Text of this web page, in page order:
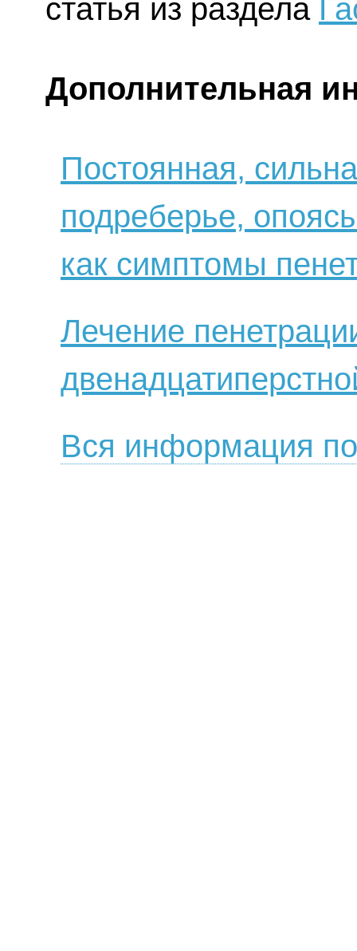
статья из раздела
Дополнительная
Постоянная,
подреберье,
как симптомы
Лечение
Вся информация